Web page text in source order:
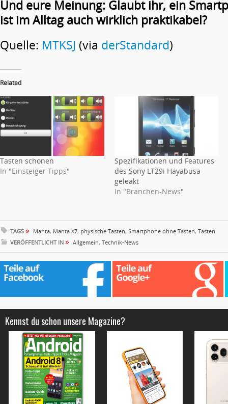
Und eure Meinung: Glaubt ihr, ein
ist im Alltag auch wirklich praktikabel?
Quelle: MTKSJ (via derStandard)
Related
Tasten schonen
In "Einsteiger Tipps"
Spezifikationen und Features
des Sony LT29i Hayabusa
geleakt
In "Branchen-News"
TAGS » Manta, Manta X7, physische Tasten, Smartphone ohne Tasten, Tasten
VERÖFFENTLICHT IN » Allgemein, Technik-News
Kennst du schon unsere Magazine?